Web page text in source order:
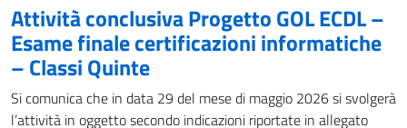
Attività conclusiva Progetto GOL ECDL –
Esame finale certificazioni informatiche
– Classi Quinte
Si comunica che in data 29 del mese di maggio 2026 si svolgerà
l’attività in oggetto secondo indicazioni riportate in allegato